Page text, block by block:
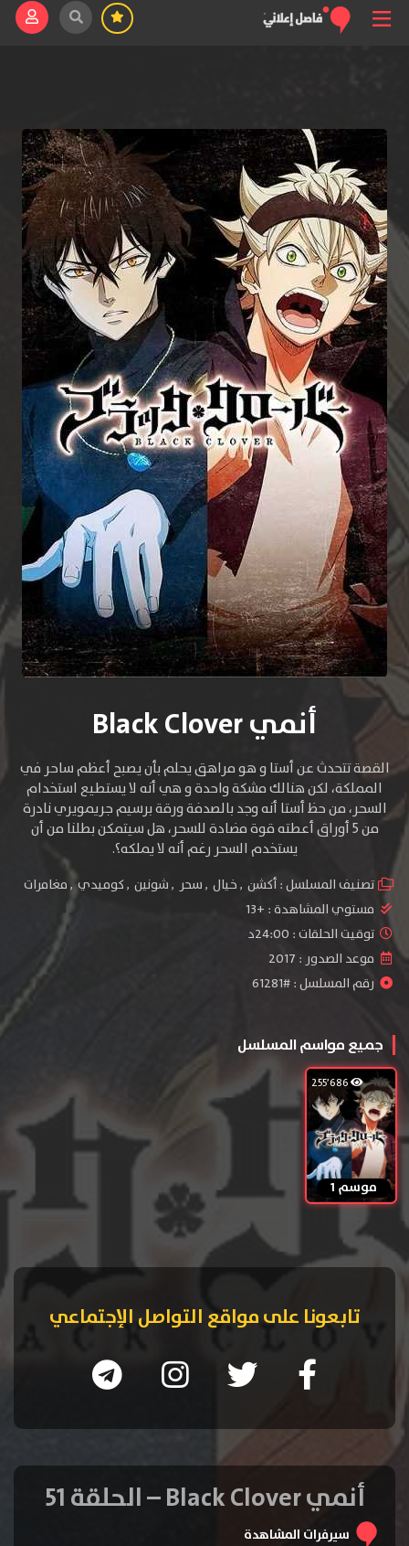
أنمي Black Clover
القصة تتحدث عن أستا و هو مراهق يحلم بأن يصبح أعظم ساحر في
المملكة، لكن هنالك مشكة واحدة و هي أنه لا يستطيع استخدام
السحر، من حظ أستا أنه وجد بالصدفة ورقة برسيم جريمويري نادرة
من 5 أوراق أعطته قوة مضادة للسحر، هل سيتمكن بطلنا من أن
يستخدم السحر رغم أنه لا يملكه؟.
تصنيف المسلسل :أكشن ,خيال ,سحر ,شونين ,كوميدي ,مغامرات
مستوي المشاهدة : +13
توقيت الحلقات : 24:00د
موعد الصدور : 2017
رقم المسلسل : #61281
جميع مواسم المسلسل
موسم 1
تابعونا على مواقع التواصل الإجتماعي
أنمي Black Clover – الحلقة 51
سيرفرات المشاهدة